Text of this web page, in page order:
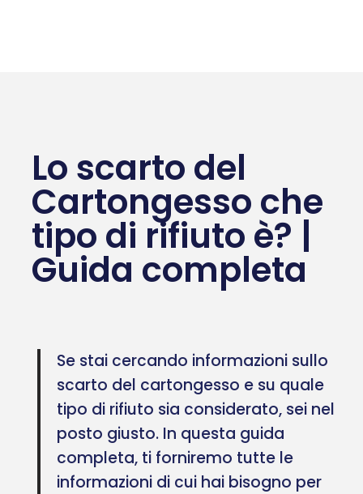
Lo scarto del
Cartongesso che
tipo di rifiuto è? |
Guida completa
Se stai cercando informazioni sullo
scarto del cartongesso e su quale
tipo di rifiuto sia considerato, sei nel
posto giusto. In questa guida
completa, ti forniremo tutte le
informazioni di cui hai bisogno per